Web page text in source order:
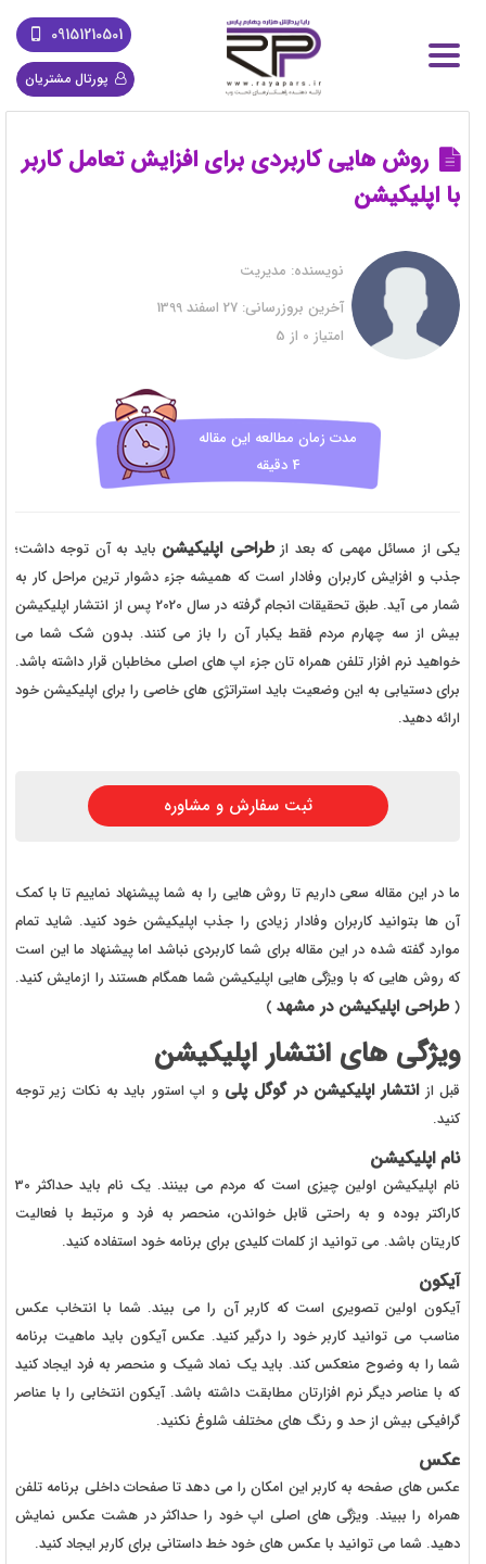
09151210501
پورتال مشتریان
روش هایی کاربردی برای افزایش تعامل کاربر
با اپلیکیشن
نویسنده: مدیریت
آخرین بروزرسانی:
امتیاز 0 از 5
مدت زمان مطالعه این مقاله
4 دقیقه
یکی از مسائل مهمی که بعد ازطراحی اپلیکیشن باید به آن توجه داشت؛
جذب و افزایش کاربران وفادار است که همیشه جزء دشوار ترین مراحل کار به
شمار می آید. طبق تحقیقات انجام گرفته در سال 2020 پس از انتشار اپلیکیشن
بیش از سه چهارم مردم فقط یکبار آن را باز می کنند. بدون شک شما می
خواهید نرم افزار تلفن همراه تان جزء اپ های اصلی مخاطبان قرار داشته باشد.
برای دستیابی به این وضعیت باید استراتژی های خاصی را برای اپلیکیشن خود
ارائه دهید.
ثبت سفارش و مشاوره
ما در این مقاله سعی داریم تا روش هایی را به شما پیشنهاد نماییم تا با کمک
آن ها بتوانید کاربران وفادار زیادی را جذب اپلیکیشن خود کنید. شاید تمام
موارد گفته شده در این مقاله برای شما کاربردی نباشد اما پیشنهاد ما این است
که روش هایی که با ویژگی هایی اپلیکیشن شما همگام هستند را ازمایش کنید.
(طراحی اپلیکیشن در مشهد )
ویژگی های انتشار اپلیکیشن
قبل ازانتشار اپلیکیشن در گوگل پلی و اپ استور باید به نکات زیر توجه
کنید.
نام اپلیکیشن
نام اپلیکیشن اولین چیزی است که مردم می بینند. یک نام باید حداکثر 30
کاراکتر بوده و به راحتی قابل خواندن، منحصر به فرد و مرتبط با فعالیت
کاریتان باشد. می توانید از کلمات کلیدی برای برنامه خود استفاده کنید.
آیکون
آیکون اولین تصویری است که کاربر آن را می بیند. شما با انتخاب عکس
مناسب می توانید کاربر خود را درگیر کنید. عکس آیکون باید ماهیت برنامه
شما را به وضوح منعکس کند. باید یک نماد شیک و منحصر به فرد ایجاد کنید
که با عناصر دیگر نرم افزارتان مطابقت داشته باشد. آیکون انتخابی را با عناصر
گرافیکی بیش از حد و رنگ های مختلف شلوغ نکنید.
عکس
عکس های صفحه به کاربر این امکان را می دهد تا صفحات داخلی برنامه تلفن
همراه را ببیند. ویژگی های اصلی اپ خود را حداکثر در هشت عکس نمایش
دهید. شما می توانید با عکس های خود خط داستانی برای کاربر ایجاد کنید.